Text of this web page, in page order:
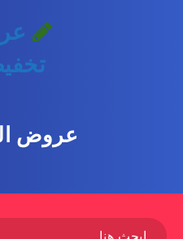
عروض